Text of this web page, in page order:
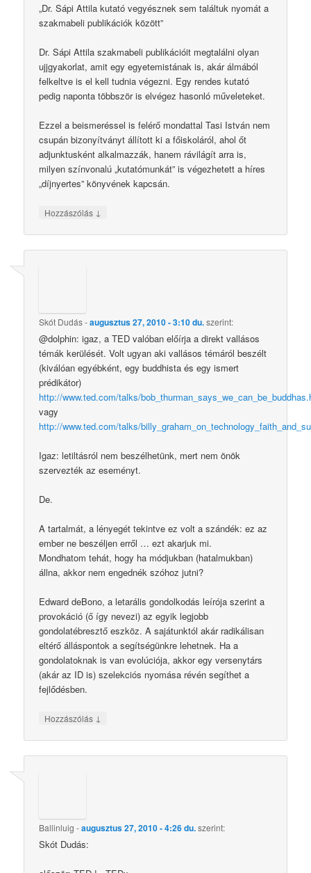
„Dr. Sápi Attila kutató vegyésznek sem találtuk nyomát a
szakmabeli publikációk között”
Dr. Sápi Attila szakmabeli publikációit megtalálni olyan
ujjgyakorlat, amit egy egyetemistának is, akár álmából
felkeltve is el kell tudnia végezni. Egy rendes kutató
pedig naponta többször is elvégez hasonló műveleteket.
Ezzel a beismeréssel is felérő mondattal Tasi István nem
csupán bizonyítványt állított ki a főiskoláról, ahol őt
adjunktusként alkalmazzák, hanem rávilágít arra is,
milyen színvonalú „kutatómunkát” is végezhetett a híres
„díjnyertes” könyvének kapcsán.
Hozzászólás ↓
Skót Dudás-augusztus 27, 2010 - 3:10 du.szerint:
@dolphin: igaz, a TED valóban előírja a direkt vallásos
témák kerülését. Volt ugyan aki vallásos témáról beszélt
(kiválóan egyébként, egy buddhista és egy ismert
prédikátor)
http://www.ted.com/talks/
vagy
http://www.ted.com/talks/
Igaz: letiltásról nem beszélhetünk, mert nem önök
szervezték az eseményt.
De.
A tartalmát, a lényegét tekintve ez volt a szándék: ez az
ember ne beszéljen erről … ezt akarjuk mi.
Mondhatom tehát, hogy ha módjukban (hatalmukban)
állna, akkor nem engednék szóhoz jutni?
Edward deBono, a letarális gondolkodás leírója szerint a
provokáció (ő így nevezi) az egyik legjobb
gondolatébresztő eszköz. A sajátunktól akár radikálisan
eltérő álláspontok a segítségünkre lehetnek. Ha a
gondolatoknak is van evolúciója, akkor egy versenytárs
(akár az ID is) szelekciós nyomása révén segíthet a
fejlődésben.
Hozzászólás ↓
Ballinluig -augusztus 27, 2010 - 4:26 du.szerint:
Skót Dudás: